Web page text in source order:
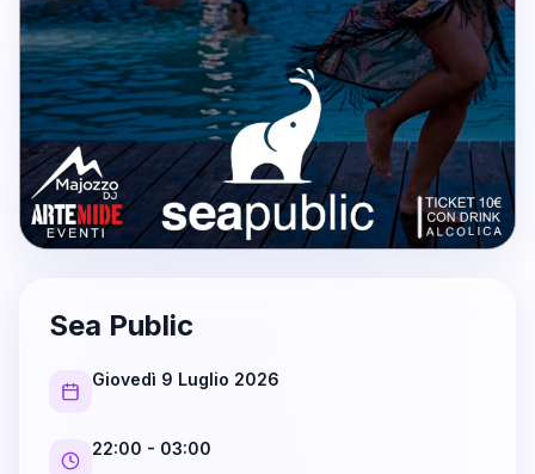
Sea Public
Giovedì 9 Luglio 2026
22:00 - 03:00